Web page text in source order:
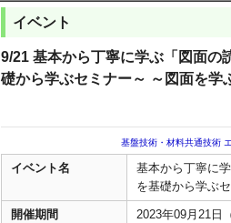
イベント
9/21 基本から丁寧に学ぶ「図面の
礎から学ぶセミナー～ ～図面を学
基盤技術・材料共通技術
イベント名
基本から丁寧に
を基礎から学ぶ
開催期間
2023年09月21日